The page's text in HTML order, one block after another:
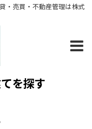
・売買・不動産管理は株式
を探す